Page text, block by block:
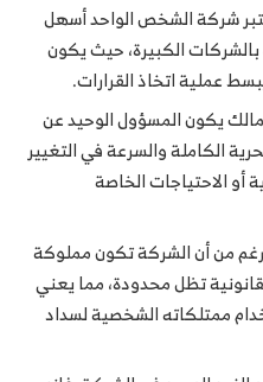
شركة الشخص الواحد أسهل
بالشركات الكبيرة، حيث يكون
عملية اتخاذ القرارات.
يكون المسؤول الوحيد عن
الكاملة والسرعة في التغيير
الاحتياجات الخاصة
من أن الشركة تكون مملوكة
تظل محدودة، مما يعني
ممتلكاته الشخصية لسداد